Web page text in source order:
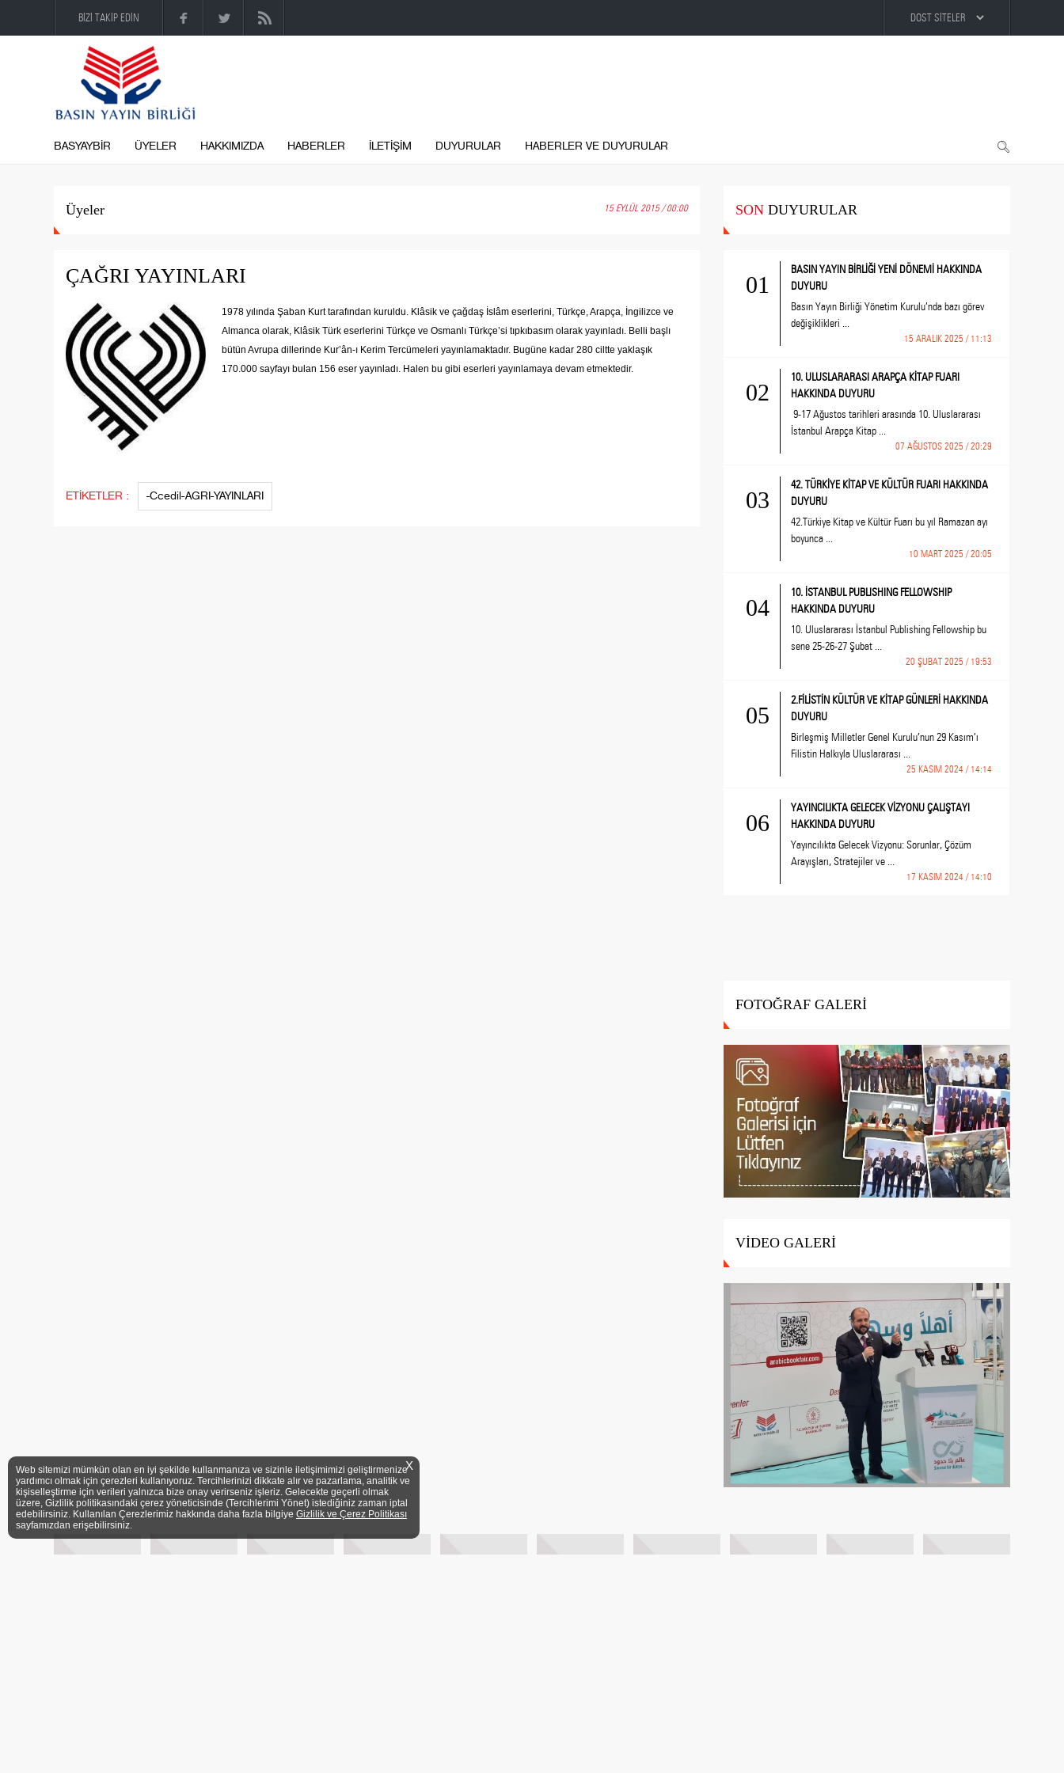
BİZİ TAKİP EDİN
BASYAYBİR ÜYELER HAKKIMIZDA HABERLER İLETİŞİM DUYURULAR HABERLER VE DUYURULAR
Üyeler 15 EYLÜL 2015 / 00:00
ÇAĞRI YAYINLARI
1978 yılında Şaban Kurt tarafından kuruldu. Klâsik ve çağdaş İslâm eserlerini, Türkçe, Arapça, İngilizce ve
Almanca olarak, Klâsik Türk eserlerini Türkçe ve Osmanlı Türkçe’si tıpkıbasım olarak yayınladı. Belli başlı
bütün Avrupa dillerinde Kur’ân-ı Kerim Tercümeleri yayınlamaktadır. Bugüne kadar 280 ciltte yaklaşık
170.000 sayfayı bulan 156 eser yayınladı. Halen bu gibi eserleri yayınlamaya devam etmektedir.
ETİKETLER : -Ccedil-AGRI-YAYINLARI
SONDUYURULAR
01
BASIN YAYIN BİRLİĞİ YENİ DÖNEMİ HAKKINDA
DUYURU
Basın Yayın Birliği Yönetim Kurulu’nda bazı görev
değişiklikleri ...
15 ARALIK 2025 / 11:13
02
10. ULUSLARARASI ARAPÇA KİTAP FUARI
HAKKINDA DUYURU
9-17 Ağustos tarihleri arasında 10. Uluslararası
İstanbul Arapça Kitap ...
07 AĞUSTOS 2025 / 20:29
03
42. TÜRKİYE KİTAP VE KÜLTÜR FUARI HAKKINDA
DUYURU
42.Türkiye Kitap ve Kültür Fuarı bu yıl Ramazan ayı
boyunca ...
10 MART 2025 / 20:05
04
10. İSTANBUL PUBLISHING FELLOWSHIP
HAKKINDA DUYURU
10. Uluslararası İstanbul Publishing Fellowship bu
sene 25-26-27 Şubat ...
20 ŞUBAT 2025 / 19:53
05
2.FİLİSTİN KÜLTÜR VE KİTAP GÜNLERİ HAKKINDA
DUYURU
Birleşmiş Milletler Genel Kurulu’nun 29 Kasım’ı
Filistin Halkıyla Uluslararası ...
25 KASIM 2024 / 14:14
06
YAYINCILIKTA GELECEK VİZYONU ÇALIŞTAYI
HAKKINDA DUYURU
Yayıncılıkta Gelecek Vizyonu: Sorunlar, Çözüm
Arayışları, Stratejiler ve ...
17 KASIM 2024 / 14:10
FOTOĞRAF GALERİ
VİDEO GALERİ
Web sitemizi mümkün olan en iyi şekilde kullanmanıza ve sizinle iletişimimizi geliştirmenize
yardımcı olmak için çerezleri kullanıyoruz. Tercihlerinizi dikkate alır ve pazarlama, analitik ve
kişiselleştirme için verileri yalnızca bize onay verirseniz işleriz. Gelecekte geçerli olmak
üzere, Gizlilik politikasındaki çerez yöneticisinde (Tercihlerimi Yönet) istediğiniz zaman iptal
edebilirsiniz. Kullanılan Çerezlerimiz hakkında daha fazla bilgiye Gizlilik ve Çerez Politikası
sayfamızdan erişebilirsiniz.
X